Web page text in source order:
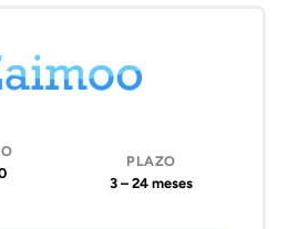
3 – 24 meses